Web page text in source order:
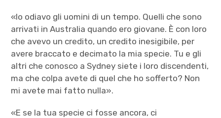
«Io odiavo gli uomini di un tempo. Quelli che sono
arrivati in Australia quando ero giovane. È con loro
che avevo un credito, un credito inesigibile, per
avere braccato e decimato la mia specie. Tu e gli
altri che conosco a Sydney siete i loro discendenti,
ma che colpa avete di quel che ho sofferto? Non
mi avete mai fatto nulla».
«E se la tua specie ci fosse ancora, ci